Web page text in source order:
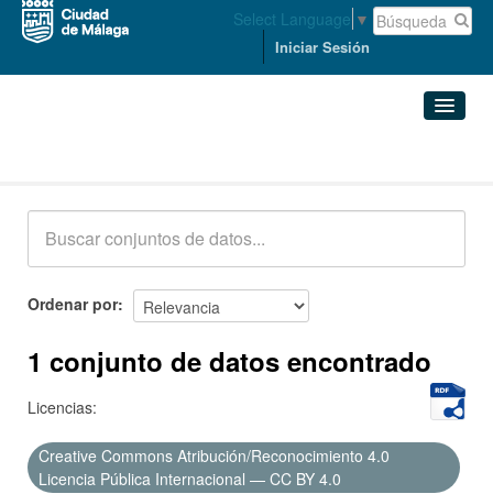
Select Language ▼
Iniciar Sesión
Acerca de
Ordenar por
1 conjunto de datos encontrado
Licencias:
Creative Commons Atribución/Reconocimiento 4.0
Licencia Pública Internacional — CC BY 4.0